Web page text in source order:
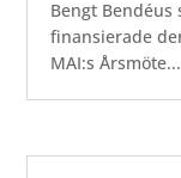
Bengt
finansierade
MAI:s Årsmöte...